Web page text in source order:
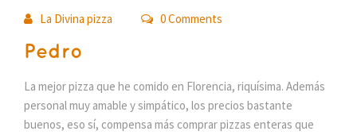
La Divina pizza 0 Comments
Pedro
La mejor pizza que he comido en Florencia, riquísima. Además
personal muy amable y simpático, los precios bastante
buenos, eso sí, compensa más comprar pizzas enteras que